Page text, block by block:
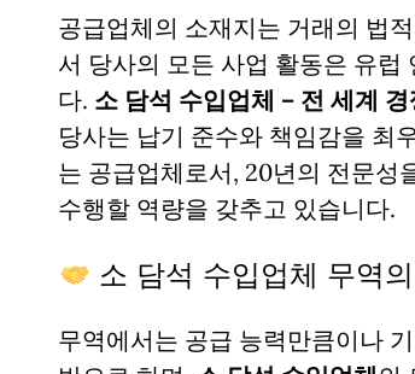
공급업체의 소재지는 거래의 법
서 당사의 모든 사업 활동은 유럽
다. 소 담석 수입업체 – 전 세계
당사는 납기 준수와 책임감을 최
는 공급업체로서, 20년의 전문성
수행할 역량을 갖추고 있습니다.
소 담석 수입업체 무역
무역에서는 공급 능력만큼이나